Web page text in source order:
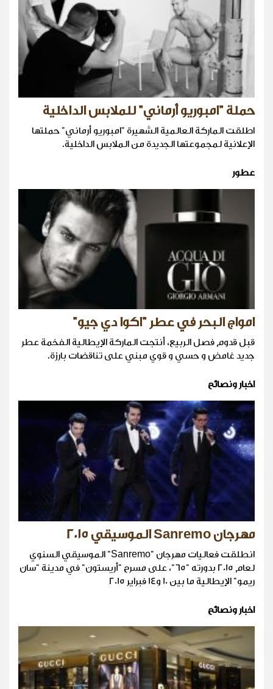
حملة "امبوريو أرماني" للملابس الداخلية
اطلقت الماركة العالمية الشهيرة "امبوريو أرماني" حملتها
الإعلانية لمجموعتها الجديدة من الملابس الداخلية.
عطور
امواج البحر في عطر "اكوا دي جيو"
قبل قدوم فصل الربيع، أنتجت الماركة الإيطالية الفخمة عطر
جديد غامض و حسي و قوي مبني على تناقضات بارزة.
اخبار ونصائح
مهرجان Sanremo الموسيقي 2015
انطلقت فعاليات مهرجان "Sanremo" الموسيقي السنوي
لعام 2015 بدورته "65"، على مسرح "أريستون" في مدينة "سان
ريمو" الإيطالية ما بين 10 و14 فبراير 2015
اخبار ونصائح